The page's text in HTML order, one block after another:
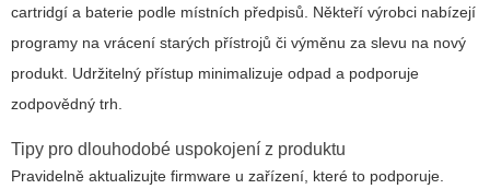
cartridgí a baterie podle místních předpisů. Někteří výrobci nabízejí
programy na vrácení starých přístrojů či výměnu za slevu na nový
produkt. Udržitelný přístup minimalizuje odpad a podporuje
zodpovědný trh.
Tipy pro dlouhodobé uspokojení z produktu
Pravidelně aktualizujte firmware u zařízení, které to podporuje.